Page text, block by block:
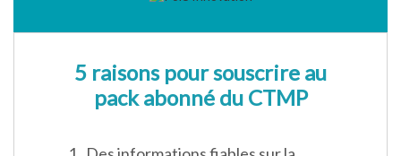
5 raisons pour souscrire au
pack abonné du CTMP